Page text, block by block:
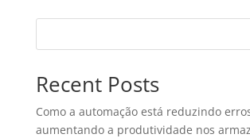
Recent Posts
Como a automação está reduzindo
aumentando a produtividade nos